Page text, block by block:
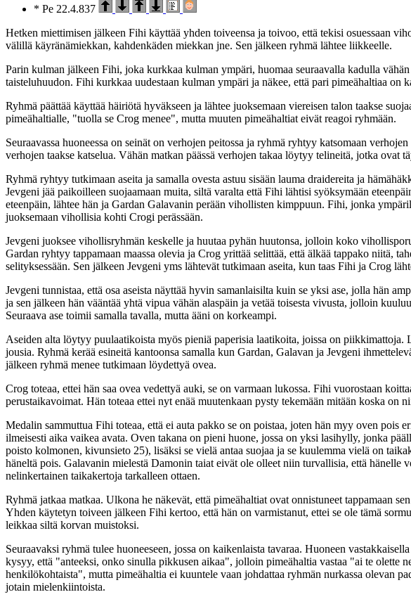
* Pe 22.4.837
Hetken miettimisen jälkeen Fihi käyttää yhden toiveensa ja toivoo, että tekisi osuessaan
välillä käyränämiekkan, kahdenkäden miekkan jne. Sen jälkeen ryhmä lähtee liikkeelle.
Parin kulman jälkeen Fihi, joka kurkkaa kulman ympäri, huomaa seuraavalla kadulla
taisteluhuudon. Fihi kurkkaa uudestaan kulman ympäri ja näkee, että pari pimeähaltiaa on
Ryhmä päättää käyttää häiriötä hyväkseen ja lähtee juoksemaan viereisen talon taakse
pimeähaltialle, "tuolla se Crog menee", mutta muuten pimeähaltiat eivät reagoi ryhmään.
Seuraavassa huoneessa on seinät on verhojen peitossa ja ryhmä ryhtyy katsomaan
verhojen taakse katselua. Vähän matkan päässä verhojen takaa löytyy telineitä, jotka ovat
Ryhmä ryhtyy tutkimaan aseita ja samalla ovesta astuu sisään lauma draidereita ja
Jevgeni jää paikoilleen suojaamaan muita, siltä varalta että Fihi lähtisi syöksymään
eteenpäin, lähtee hän ja Gardan Galavanin perään vihollisten kimppuun. Fihi, jonka
juoksemaan vihollisia kohti Crogi perässään.
Jevgeni juoksee vihollisryhmän keskelle ja huutaa pyhän huutonsa, jolloin koko
Gardan ryhtyy tappamaan maassa olevia ja Crog yrittää selittää, että älkää tappako niitä,
selityksessään. Sen jälkeen Jevgeni yms lähtevät tutkimaan aseita, kun taas Fihi ja Crog
Jevgeni tunnistaa, että osa aseista näyttää hyvin samanlaisilta kuin se yksi ase, jolla hän
ja sen jälkeen hän vääntää yhtä vipua vähän alaspäin ja vetää toisesta vivusta, jolloin
Seuraava ase toimii samalla tavalla, mutta ääni on korkeampi.
Aseiden alta löytyy puulaatikoista myös pieniä paperisia laatikoita, joissa on
jousia. Ryhmä kerää esineitä kantoonsa samalla kun Gardan, Galavan ja Jevgeni
jälkeen ryhmä menee tutkimaan löydettyä ovea.
Crog toteaa, ettei hän saa ovea vedettyä auki, se on varmaan lukossa. Fihi vuorostaan
perustaikavoimat. Hän toteaa ettei nyt enää muutenkaan pysty tekemään mitään koska on
Medalin sammuttua Fihi toteaa, että ei auta pakko se on poistaa, joten hän myy oven
ilmeisesti aika vaikea avata. Oven takana on pieni huone, jossa on yksi lasihylly, jonka
poisto kolmonen, kivunsieto 25), lisäksi se vielä antaa suojaa ja se kuulemma vielä on
häneltä pois. Galavanin mielestä Damonin taiat eivät ole olleet niin turvallisia, että hänelle
nelinkertainen taikakertoja tarkalleen ottaen.
Ryhmä jatkaa matkaa. Ulkona he näkevät, että pimeähaltiat ovat onnistuneet tappamaan
Yhden käytetyn toiveen jälkeen Fihi kertoo, että hän on varmistanut, ettei se ole tämä
leikkaa siltä korvan muistoksi.
Seuraavaksi ryhmä tulee huoneeseen, jossa on kaikenlaista tavaraa. Huoneen
kysyy, että "anteeksi, onko sinulla pikkusen aikaa", jolloin pimeähaltia vastaa "ai te olette
henkilökohtaista", mutta pimeähaltia ei kuuntele vaan johdattaa ryhmän nurkassa olevan
jotain mielenkiintoista.